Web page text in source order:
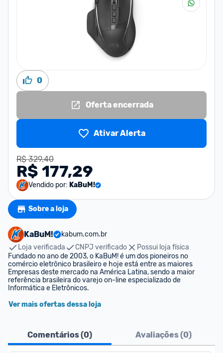
0
Oferta encerrada
Ativar Alerta
R$ 329,40
R$ 177,29
Vendido por: KaBuM!
Sobre a loja
KaBuM!
kabum.com.br
Loja verificada
CNPJ verificado
Possui loja física
Fundado no ano de 2003, o KaBuM! é um dos pioneiros no
comércio eletrônico brasileiro e hoje está entre as maiores
Empresas deste mercado na América Latina, sendo a maior
referência brasileira do varejo on-line especializado de
Informática e Eletrônicos.
Ver mais ofertas dessa loja
Comentários (0) Avaliações (0)